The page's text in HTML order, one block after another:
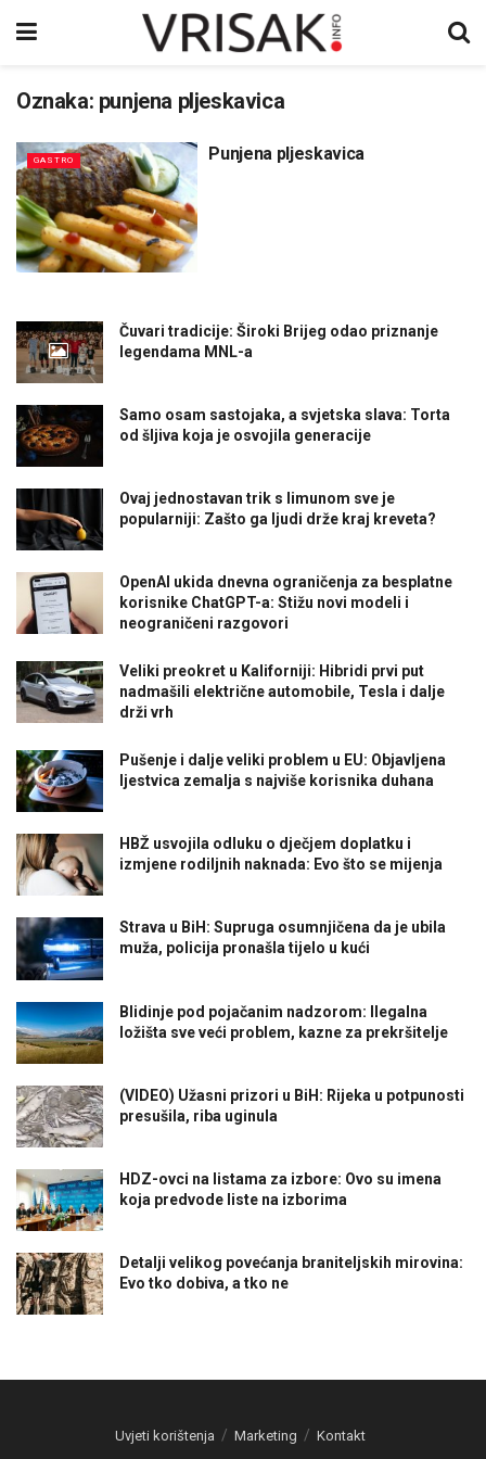
Oznaka: punjena pljeskavica
GASTRO Punjena pljeskavica
Čuvari tradicije: Široki Brijeg odao priznanje
legendama MNL-a
Samo osam sastojaka, a svjetska slava: Torta
od šljiva koja je osvojila generacije
Ovaj jednostavan trik s limunom sve je
popularniji: Zašto ga ljudi drže kraj kreveta?
OpenAI ukida dnevna ograničenja za besplatne
korisnike ChatGPT-a: Stižu novi modeli i
neograničeni razgovori
Veliki preokret u Kaliforniji: Hibridi prvi put
nadmašili električne automobile, Tesla i dalje
drži vrh
Pušenje i dalje veliki problem u EU: Objavljena
ljestvica zemalja s najviše korisnika duhana
HBŽ usvojila odluku o dječjem doplatku i
izmjene rodiljnih naknada: Evo što se mijenja
Strava u BiH: Supruga osumnjičena da je ubila
muža, policija pronašla tijelo u kući
Blidinje pod pojačanim nadzorom: Ilegalna
ložišta sve veći problem, kazne za prekršitelje
(VIDEO) Užasni prizori u BiH: Rijeka u potpunosti
presušila, riba uginula
HDZ-ovci na listama za izbore: Ovo su imena
koja predvode liste na izborima
Detalji velikog povećanja braniteljskih mirovina:
Evo tko dobiva, a tko ne
Uvjeti korištenja Marketing Kontakt